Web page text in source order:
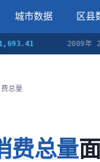
城市数据 区县
2009年 2009
总量
费总量